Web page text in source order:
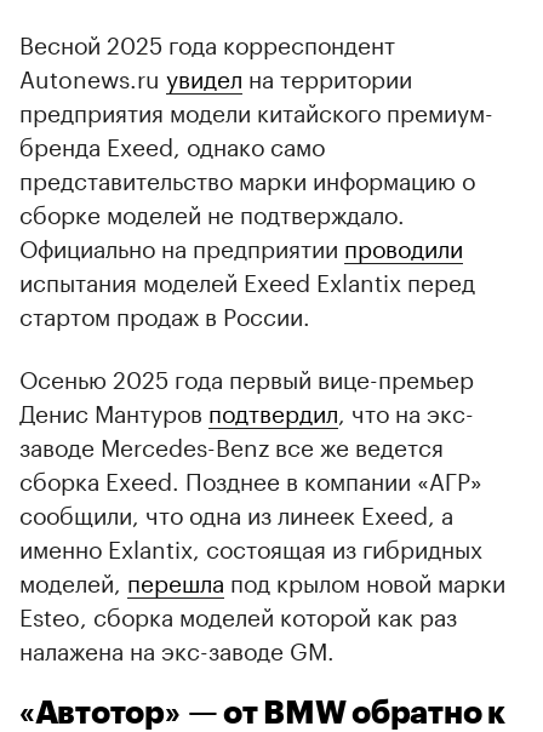
Весной 2025 года корреспондент
Autonews.ru увидел на территории
предприятия модели китайского премиум-
бренда Exeed, однако само
представительство марки информацию о
сборке моделей не подтверждало.
Официально на предприятии проводили
испытания моделей Exeed Exlantix перед
стартом продаж в России.
Осенью 2025 года первый вице-премьер
Денис Мантуров подтвердил, что на экс-
заводе Mercedes-Benz все же ведется
сборка Exeed. Позднее в компании «АГР»
сообщили, что одна из линеек Exeed, а
именно Exlantix, состоящая из гибридных
моделей, перешла под крылом новой марки
Esteo, сборка моделей которой как раз
налажена на экс-заводе GM.
«Автотор» — от BMW обратно к